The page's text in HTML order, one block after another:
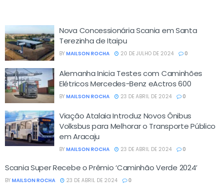
Nova Concessionária Scania em Santa
Terezinha de Itaipu
BY MAILSON ROCHA 20 DE JULHO DE 2024 0
Alemanha Inicia Testes com Caminhões
Elétricos Mercedes-Benz eActros 600
BY MAILSON ROCHA 23 DE ABRIL DE 2024 0
Viação Atalaia Introduz Novos Ônibus
Volksbus para Melhorar o Transporte Público
em Aracaju
BY MAILSON ROCHA 23 DE ABRIL DE 2024 0
Scania Super Recebe o Prêmio ‘Caminhão Verde 2024’
BY MAILSON ROCHA 23 DE ABRIL DE 2024 0